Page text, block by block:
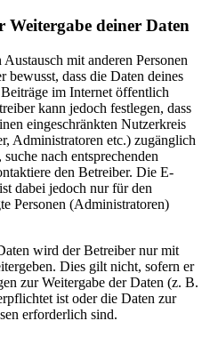
Weitergabe deiner Daten
mit anderen Personen
dass die Daten deines
im Internet öffentlich
kann jedoch festlegen, dass
eingeschränkten Nutzerkreis
Administratoren etc.) zugänglich
nach entsprechenden
den Betreiber. Die E-
dabei jedoch nur für den
Personen (Administratoren)
wird der Betreiber nur mit
Dies gilt nicht, sofern er
zur Weitergabe der Daten (z. B.
ist oder die Daten zur
erforderlich sind.